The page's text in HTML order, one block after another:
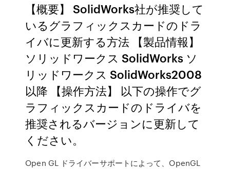
【概要】 SolidWorks社が推奨して
いるグラフィックスカードのドラ
イバに更新する方法 【製品情報】
ソリッドワークス SolidWorks ソ
リッドワークス SolidWorks2008
以降 【操作方法】 以下の操作でグ
ラフィックスカードのドライバを
推奨されるバージョンに更新して
ください。
Open GL ドライバーサポートによって、OpenGL